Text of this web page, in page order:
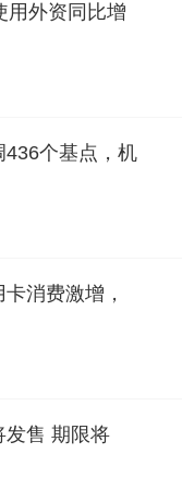
用外资同比增
个基点，机
消费激增，
发售 期限将